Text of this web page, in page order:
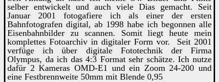
selber entwickelt und auch viele Dias gemacht. Seit
Januar 2001 fotogafiere ich als einer der ersten
Bahnfotografen digital, ab 1998 habe ich begonnen alle
Eisenbahnbilder zu scannen. Somit liegt heute mein
komplettes Fotoarchiv in digitaler Form vor. Seit 2001
verfüge ich über digitale Fototechnik der Firma
Olympus, da ich das 4:3 Format sehr schätze. Ich nutze
dafür 2 Kameras OMD-E1 und ein Zoom 24-200 und
eine Festbrennweite 50mm mit Blende 0,95